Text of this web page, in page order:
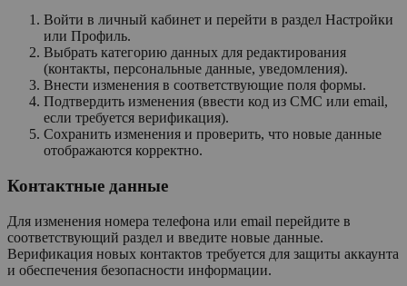
Войти в личный кабинет и перейти в раздел Настройки
или Профиль.
Выбрать категорию данных для редактирования
(контакты, персональные данные, уведомления).
Внести изменения в соответствующие поля формы.
Подтвердить изменения (ввести код из СМС или email,
если требуется верификация).
Сохранить изменения и проверить, что новые данные
отображаются корректно.
Контактные данные
Для изменения номера телефона или email перейдите в
соответствующий раздел и введите новые данные.
Верификация новых контактов требуется для защиты аккаунта
и обеспечения безопасности информации.